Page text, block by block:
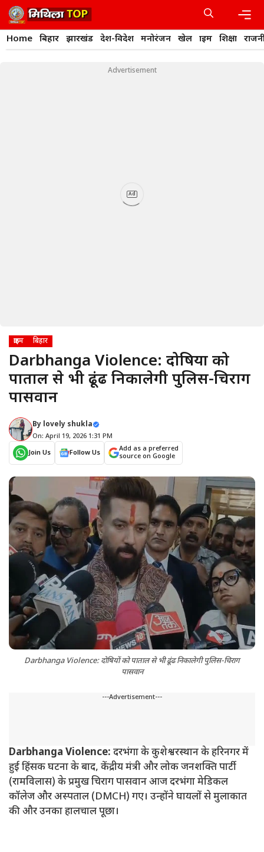
Skip
to
content
Home बिहार झारखंड देश-विदेश मनोरंजन खेल क्राइम शिक्षा
Advertisement
Ad
क्राइम बिहार
Darbhanga Violence: दोषियों को
पाताल से भी ढूंढ निकालेगी पुलिस-चिराग
पासवान
By lovely shukla
On: April 19, 2026 1:31 PM
Join Us
Follow Us
Add as a preferred
source on Google
Darbhanga Violence: दोषियों को पाताल से भी ढूंढ निकालेगी पुलिस-चिराग
पासवान
---Advertisement---
Darbhanga Violence: दरभंगा के कुशेश्वरस्थान के हरिनगर में
हुई हिंसक घटना के बाद, केंद्रीय मंत्री और लोक जनशक्ति पार्टी
(रामविलास) के प्रमुख चिराग पासवान आज दरभंगा मेडिकल
कॉलेज और अस्पताल (DMCH) गए। उन्होंने घायलों से मुलाकात
की और उनका हालचाल पूछा।